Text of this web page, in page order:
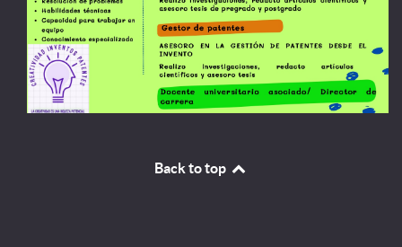
Back to top